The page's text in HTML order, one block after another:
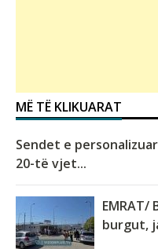
MË TË KLIKUARAT
Sendet e
20-të vjet...
EMRAT/
burgut,